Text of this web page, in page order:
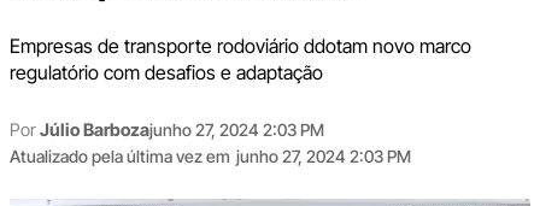
Empresas de transporte rodoviário ddotam novo marco
regulatório com desafios e adaptação
PorJúlio Barbozajunho 27, 2024 2:03 PM
Atualizado pela última vez em junho 27, 2024 2:03 PM